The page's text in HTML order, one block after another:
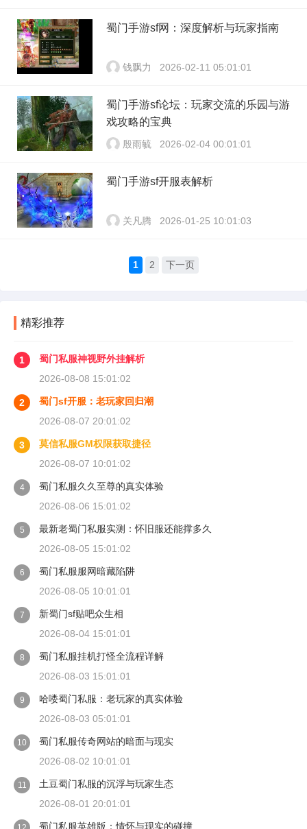
蜀门手游sf网：深度解析与玩家指南
钱飘力 2026-02-11 05:01:01
蜀门手游sf论坛：玩家交流的乐园与游
戏攻略的宝典
殷雨毓 2026-02-04 00:01:01
蜀门手游sf开服表解析
关凡腾 2026-01-25 10:01:03
1 2 下一页
精彩推荐
1
蜀门私服神视野外挂解析
2026-08-08 15:01:02
2
蜀门sf开服：老玩家回归潮
2026-08-07 20:01:02
3
莫信私服GM权限获取捷径
2026-08-07 10:01:02
4
蜀门私服久久至尊的真实体验
2026-08-06 15:01:02
5
最新老蜀门私服实测：怀旧服还能撑多久
2026-08-05 15:01:02
6
蜀门私服服网暗藏陷阱
2026-08-05 10:01:01
7
新蜀门sf贴吧众生相
2026-08-04 15:01:01
8
蜀门私服挂机打怪全流程详解
2026-08-03 15:01:01
9
哈喽蜀门私服：老玩家的真实体验
2026-08-03 05:01:01
10
蜀门私服传奇网站的暗面与现实
2026-08-02 10:01:01
11
土豆蜀门私服的沉浮与玩家生态
2026-08-01 20:01:01
蜀门私服英雄版：情怀与现实的碰撞